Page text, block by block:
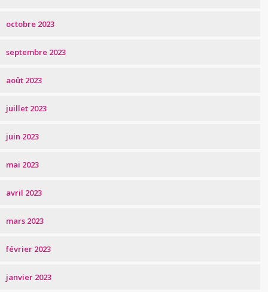
octobre 2023
septembre 2023
août 2023
juillet 2023
juin 2023
mai 2023
avril 2023
mars 2023
février 2023
janvier 2023